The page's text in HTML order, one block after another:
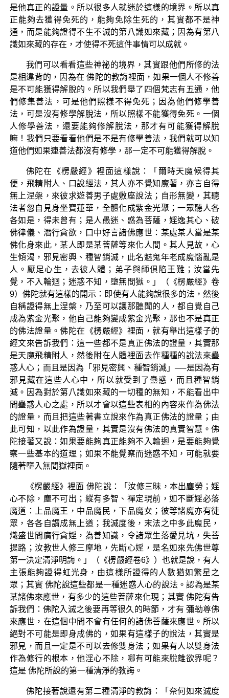
是他真正的證量。所以很多人就迷於這樣的境界。所以真
正能夠去獲得免死的，能夠免除生死的，其實都不是神
通，而是能夠證得不生不滅的第八識如來藏；因為有第八
識如來藏的存在，才使得不死這件事情可以成就。
我們可以看看這些神祕的境界，其實跟他們所修的法
是相違背的，因為在 佛陀的教誨裡面，如果一個人不修善
是不可能獲得解脫的。所以我們舉了四個梵志有五通，他
們修集善法，可是他們照樣不得免死；因為他們修學善
法，可是沒有修學解脫法，所以照樣不能獲得免死。一個
人修學善法，還要能夠修解脫法，那才有可能獲得解脫
嘛！我們只要看看他們是不是有修學善法，我們就可以知
道他們如果連善法都沒有修學，那一定不可能獲得解脫。
佛陀在《楞嚴經》裡面這樣說：「爾時天魔候得其
便，飛精附人、口說經法，其人亦不覺知魔著，亦言自得
無上涅槃，來彼求遊善男子處敷座說法；自形無變，其聽
法者忽自見身坐寶蓮華，全體化成紫金光聚；一眾聽人各
各如是，得未曾有；是人愚迷、惑為菩薩，婬逸其心、破
佛律儀、潛行貪欲，口中好言諸佛應世：某處某人當是某
佛化身來此，某人即是某菩薩等來化人間。其人見故，心
生傾渴，邪見密興、種智銷滅，此名魅鬼年老成魔惱亂是
人。厭足心生，去彼人體；弟子與師俱陷王難；汝當先
覺，不入輪迴；迷惑不知，墮無間獄。」（《楞嚴經》卷
9）佛陀就有這樣的開示：即使有人能夠說很多的法，然後
自稱證得無上涅槃，乃至可以讓那聽聞的人，都自覺自己
成為紫金光聚，他自己能夠變成紫金光聚，那也不是真正
的佛法證量。佛陀在《楞嚴經》裡面，就有舉出這樣子的
經文來告訴我們：這一些都不是真正佛法的證量，其實那
是天魔飛精附人，然後附在人體裡面去作種種的說法來蠱
惑人心；而且是因為「邪見密興、種智銷滅」──是因為有
邪見藏在這些人心中，所以就受到了蠱惑，而且種智銷
滅。因為對於第八識如來藏的一切種的無知，不能看出中
間蠱惑人心之處，所以才會以這些表相的內容來作為佛法
的證量，而且把這些著書立說來作為真正佛法的證量；由
此可知，以此作為證量，其實是沒有佛法的真實智慧。佛
陀接著又說：如果要能夠真正能夠不入輪迴，是要能夠覺
察一些基本的道理；如果不能覺察而迷惑不知，可能就要
隨著墮入無間獄裡面。
《楞嚴經》裡面 佛陀說：「汝修三昧，本出塵勞；婬
心不除，塵不可出；縱有多智、禪定現前，如不斷婬必落
魔道：上品魔王，中品魔民，下品魔女；彼等諸魔亦有徒
眾，各各自謂成無上道；我滅度後，末法之中多此魔民，
熾盛世間廣行貪婬，為善知識，令諸眾生落愛見坑，失菩
提路；汝教世人修三摩地，先斷心婬，是名如來先佛世尊
第一決定清淨明誨。」（《楞嚴經卷6》）也就是說，有人
主張能夠證得虹光身，由這樣所證得的人數猶如繁星之
眾；其實 佛陀說這些都是一種迷惑人心的說法。認為是某
某諸佛來應世，有多少的這些菩薩來化現；其實 佛陀有告
訴我們：佛陀入滅之後要再等很久的時節，才有 彌勒尊佛
來應世，在這個中間不會有任何的諸佛菩薩來應世。所以
絕對不可能是即身成佛的，如果有這樣子的說法，其實是
邪見，而且一定是不可以去修雙身法；如果有人以雙身法
作為修行的根本，他淫心不除，哪有可能來脫離欲界呢？
這是 佛陀所說的第一種清淨的教誨。
佛陀接著說還有第二種清淨的教誨：「奈何如來滅度